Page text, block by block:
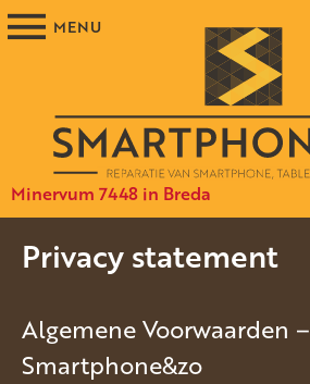
Minervum 7448 in Breda
Privacy statement
Algemene Voorwaarden –
Smartphone&zo